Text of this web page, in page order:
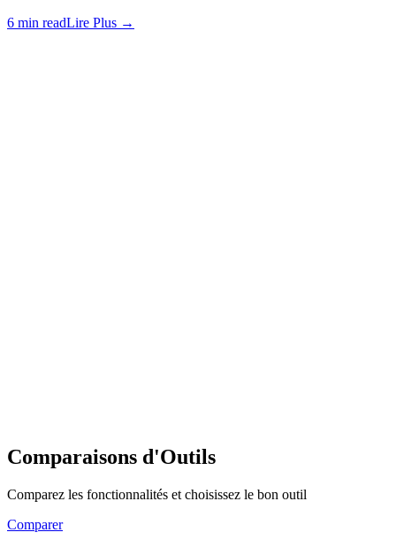
6 min readLire Plus →
Comparaisons d'Outils
Comparez les fonctionnalités et choisissez le bon outil
Comparer